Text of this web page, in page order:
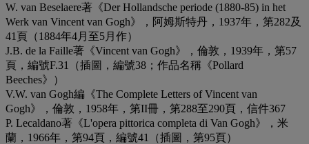
W. van Beselaere著《Der Hollandsche periode (1880-85) in het
Werk van Vincent van Gogh》，阿姆斯特丹，1937年，第282及
41頁（1884年4月至5月作）
J.B. de la Faille著《Vincent van Gogh》，倫敦，1939年，第57
頁，編號F.31（插圖，編號38；作品名稱《Pollard
Beeches》）
V.W. van Gogh編《The Complete Letters of Vincent van
Gogh》，倫敦，1958年，第II冊，第288至290頁，信件367
P. Lecaldano著《L'opera pittorica completa di Van Gogh》，米
蘭，1966年，第94頁，編號41（插圖，第95頁）